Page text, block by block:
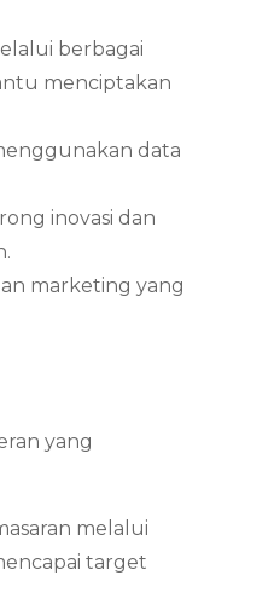
berbagai
menciptakan
data
inovasi dan
marketing yang
yang
melalui
target